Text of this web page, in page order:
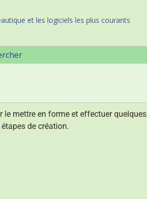
et les logiciels les plus courants
mettre en forme et effectuer quelques
de création.